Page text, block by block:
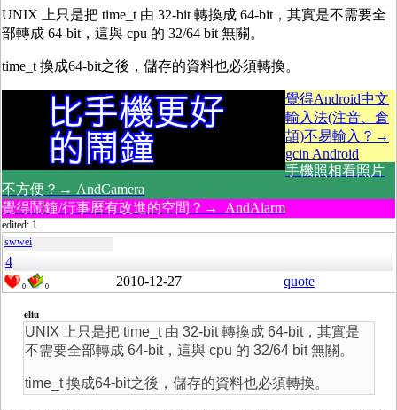
UNIX 上只是把 time_t 由 32-bit 轉換成 64-bit，其實是不需要全
部轉成 64-bit，這與 cpu 的 32/64 bit 無關。
time_t 換成64-bit之後，儲存的資料也必須轉換。
覺得Android中文
輸入法(注音、倉
頡)不易輸入？→
gcin Android
手機照相看照片
不方便？→ AndCamera
覺得鬧鐘/行事曆有改進的空間？→ AndAlarm
edited: 1
swwei
4
0 0 2010-12-27 quote
eliu
UNIX 上只是把 time_t 由 32-bit 轉換成 64-bit，其實是
不需要全部轉成 64-bit，這與 cpu 的 32/64 bit 無關。
time_t 換成64-bit之後，儲存的資料也必須轉換。